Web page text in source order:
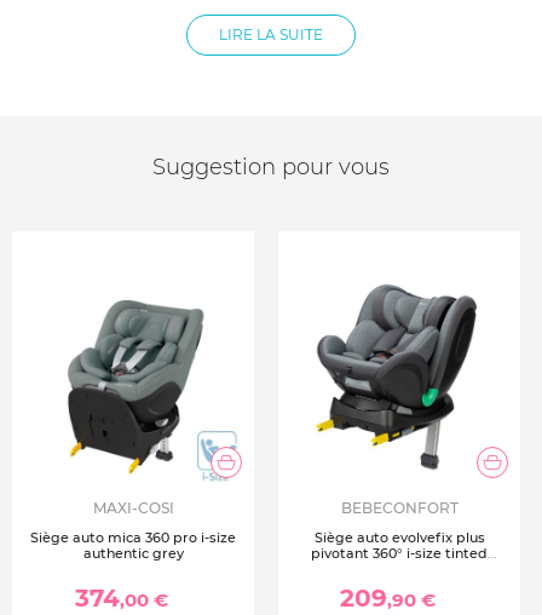
Voyage dos à la route prolongé
Installation facile par la système Isofix
LIRE LA SUITE
Suggestion pour vous
MAXI-COSI
Siège auto mica 360 pro i-size
authentic grey
374,00 €
BEBECONFORT
Siège auto evolvefix plus
pivotant 360° i-size tinted
209,90 €